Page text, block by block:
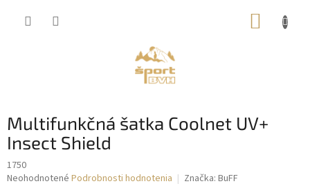
Multifunkčná šatka Coolnet UV+
Insect Shield
1750
Priemerné
Neohodnotené Podrobnosti hodnotenia Značka: BuFF